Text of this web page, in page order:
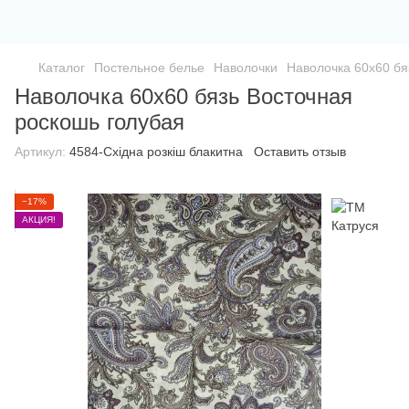
Каталог Постельное белье Наволочки Наволочка 60х60
Наволочка 60х60 бязь Восточная
роскошь голубая
Артикул: 4584-Східна розкіш блакитна Оставить отзыв
−17%
АКЦИЯ!